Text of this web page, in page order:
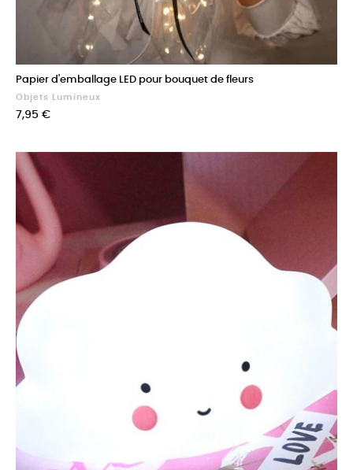
Papier d'emballage LED pour bouquet de fleurs
Objets Lumineux
Prix
7,95 €